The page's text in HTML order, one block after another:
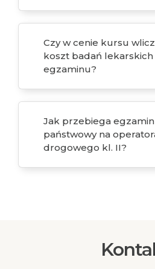
Czy w cenie kursu
koszt badań lekarskich
egzaminu?
Jak przebiega egzamin
państwowy na
drogowego kl. II?